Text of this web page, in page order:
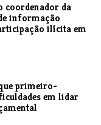
coordenador da
informação
ilícita em
primeiro-
em lidar